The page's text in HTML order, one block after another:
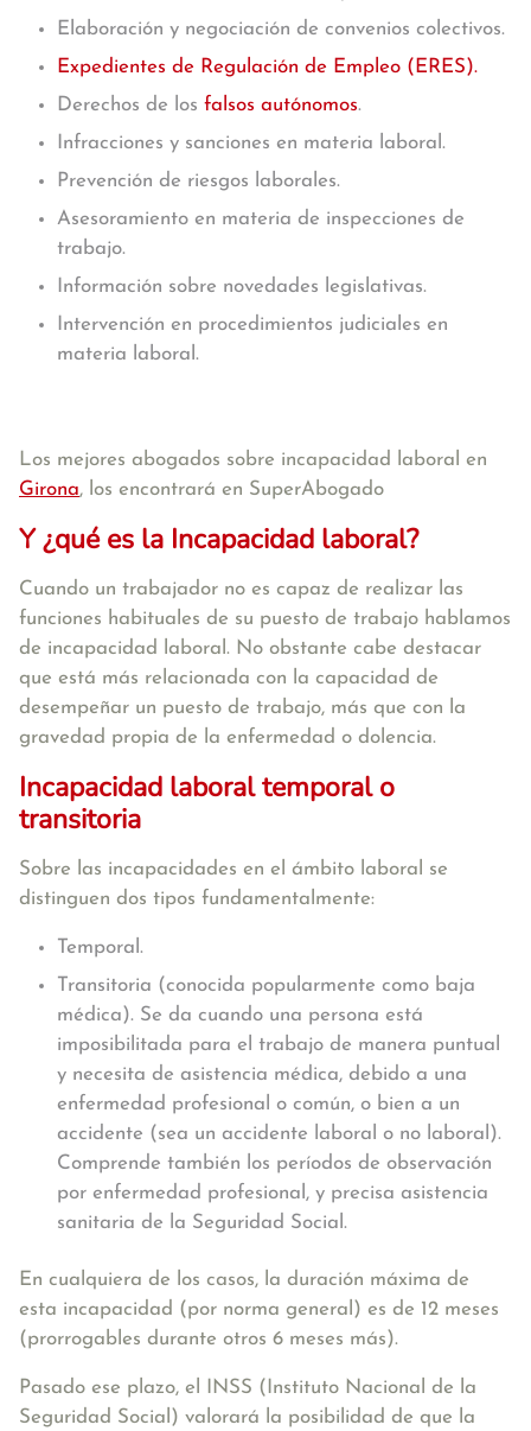
Elaboración y negociación de convenios colectivos.
Expedientes de Regulación de Empleo (ERES).
Derechos de los falsos autónomos.
Infracciones y sanciones en materia laboral.
Prevención de riesgos laborales.
Asesoramiento en materia de inspecciones de
trabajo.
Información sobre novedades legislativas.
Intervención en procedimientos judiciales en
materia laboral.
Los mejores abogados sobre incapacidad laboral en
Girona, los encontrará en SuperAbogado
Y ¿qué es la Incapacidad laboral?
Cuando un trabajador no es capaz de realizar las
funciones habituales de su puesto de trabajo hablamos
de incapacidad laboral. No obstante cabe destacar
que está más relacionada con la capacidad de
desempeñar un puesto de trabajo, más que con la
gravedad propia de la enfermedad o dolencia.
Incapacidad laboral temporal o
transitoria
Sobre las incapacidades en el ámbito laboral se
distinguen dos tipos fundamentalmente:
Temporal.
Transitoria (conocida popularmente como baja
médica). Se da cuando una persona está
imposibilitada para el trabajo de manera puntual
y necesita de asistencia médica, debido a una
enfermedad profesional o común, o bien a un
accidente (sea un accidente laboral o no laboral).
Comprende también los períodos de observación
por enfermedad profesional, y precisa asistencia
sanitaria de la Seguridad Social.
En cualquiera de los casos, la duración máxima de
esta incapacidad (por norma general) es de 12 meses
(prorrogables durante otros 6 meses más).
Pasado ese plazo, el INSS (Instituto Nacional de la
Seguridad Social) valorará la posibilidad de que la